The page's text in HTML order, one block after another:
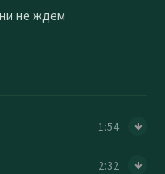
не ждем
1:54
2:32